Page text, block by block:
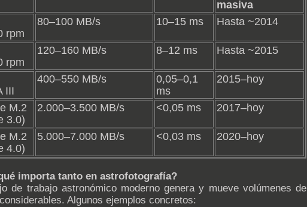
masiva
rpm
80–100 MB/s 10–15 ms Hasta ~2014
rpm
120–160 MB/s 8–12 ms Hasta ~2015
III
400–550 MB/s
0,05–0,1
ms
2015–hoy
M.2
3.0)
2.000–3.500 MB/s <0,05 ms 2017–hoy
M.2
4.0)
5.000–7.000 MB/s <0,03 ms 2020–hoy
importa tanto en astrofotografía?
de trabajo astronómico moderno genera y mueve volúmenes de
Algunos ejemplos concretos: